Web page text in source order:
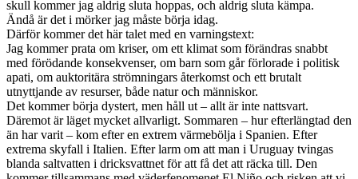
skull kommer jag aldrig sluta hoppas, och aldrig sluta kämpa.
Ändå är det i mörker jag måste börja idag.
Därför kommer det här talet med en varningstext:
Jag kommer prata om kriser, om ett klimat som förändras snabbt
med förödande konsekvenser, om barn som går förlorade i politisk
apati, om auktoritära strömningars återkomst och ett brutalt
utnyttjande av resurser, både natur och människor.
Det kommer börja dystert, men håll ut – allt är inte nattsvart.
Däremot är läget mycket allvarligt. Sommaren – hur efterlängtad den
än har varit – kom efter en extrem värmebölja i Spanien. Efter
extrema skyfall i Italien. Efter larm om att man i Uruguay tvingas
blanda saltvatten i dricksvattnet för att få det att räcka till. Den